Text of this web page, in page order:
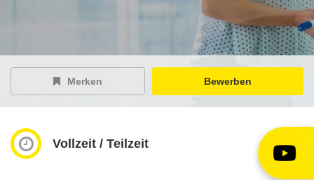
Merken Bewerben
Vollzeit / Teilzeit